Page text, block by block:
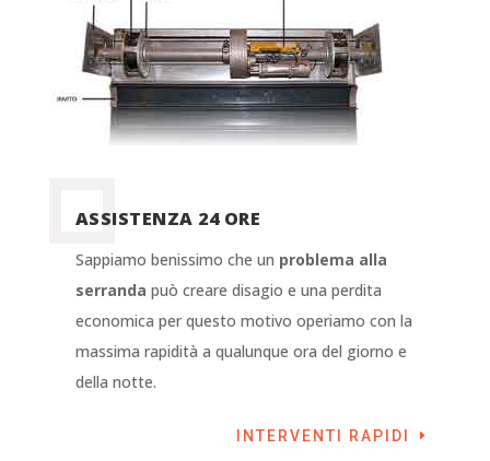
ASSISTENZA 24 ORE
Sappiamo benissimo che un problema alla
serranda può creare disagio e una perdita
economica per questo motivo operiamo con la
massima rapidità a qualunque ora del giorno e
della notte.
INTERVENTI RAPIDI